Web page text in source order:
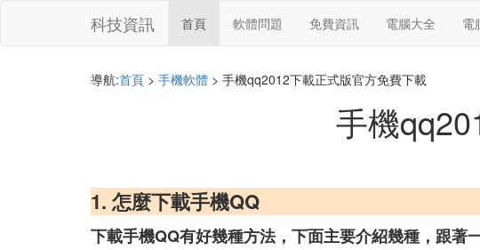
科技資訊 首頁 軟體問題 免費資訊 電腦大全 電
導航:首頁 > 手機軟體 > 手機qq2012下載正式版官方免費下載
手機
1. 怎麼下載手機QQ
下載手機QQ有好幾種方法，下面主要介紹幾種，跟著